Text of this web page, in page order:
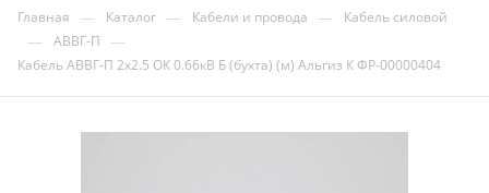
Главная — Каталог — Кабели и провода — Кабель силовой
— АВВГ-П —
Кабель АВВГ-П 2х2.5 ОК 0.66кВ Б (бухта) (м) Альгиз К ФР-00000404